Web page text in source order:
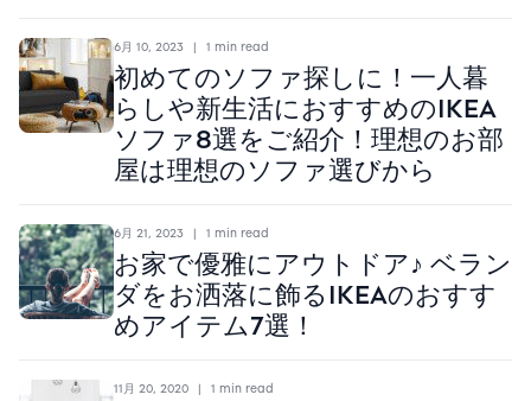
6月 10, 2023 | 1 min read
初めてのソファ探しに！一人暮
らしや新生活におすすめのIKEA
ソファ8選をご紹介！理想のお部
屋は理想のソファ選びから
6月 21, 2023 | 1 min read
お家で優雅にアウトドア♪ ベラン
ダをお洒落に飾るIKEAのおすす
めアイテム7選！
11月 20, 2020 | 1 min read